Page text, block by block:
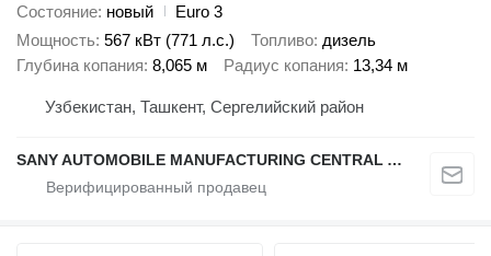
Состояние новый
Euro 3
Мощность 567 кВт (771 л.с.) Топливо дизель
Глубина копания 8,065 м Радиус копания 13,34 м
Узбекистан, Ташкент, Сергелийский район
SANY AUTOMOBILE MANUFACTURING CENTRAL ASIA